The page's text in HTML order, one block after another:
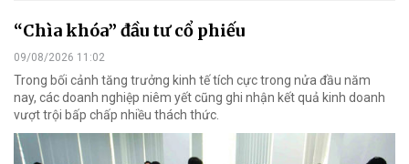
“Chìa khóa” đầu tư cổ phiếu
09/08/2026 11:02
Trong bối cảnh tăng trưởng kinh tế tích cực trong nửa đầu năm
nay, các doanh nghiệp niêm yết cũng ghi nhận kết quả kinh doanh
vượt trội bấp chấp nhiều thách thức.